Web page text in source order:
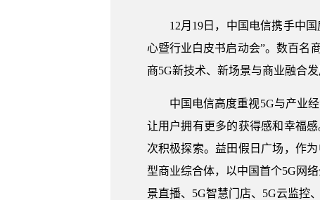
12月19日，中国电信携手中
心暨行业白皮书启动会”。数百名
商5G新技术、新场景与商业融合发
中国电信高度重视5G与产业
让用户拥有更多的获得感和幸福
次积极探索。益田假日广场，作
型商业综合体，以中国首个5G网
景直播、5G智慧门店、5G云监控